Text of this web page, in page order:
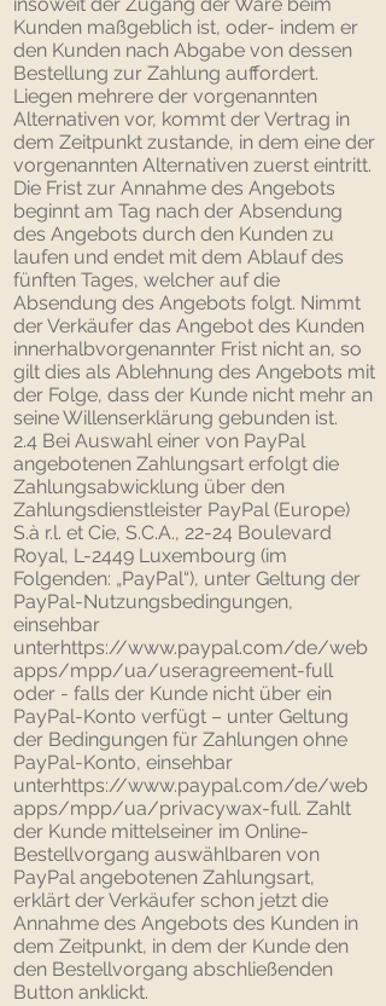
insoweit der Zugang der Ware beim
Kunden maßgeblich ist, oder- indem er
den Kunden nach Abgabe von dessen
Bestellung zur Zahlung auffordert.
Liegen mehrere der vorgenannten
Alternativen vor, kommt der Vertrag in
dem Zeitpunkt zustande, in dem eine der
vorgenannten Alternativen zuerst eintritt.
Die Frist zur Annahme des Angebots
beginnt am Tag nach der Absendung
des Angebots durch den Kunden zu
laufen und endet mit dem Ablauf des
fünften Tages, welcher auf die
Absendung des Angebots folgt. Nimmt
der Verkäufer das Angebot des Kunden
innerhalbvorgenannter Frist nicht an, so
gilt dies als Ablehnung des Angebots mit
der Folge, dass der Kunde nicht mehr an
seine Willenserklärung gebunden ist.
2.4 Bei Auswahl einer von PayPal
angebotenen Zahlungsart erfolgt die
Zahlungsabwicklung über den
Zahlungsdienstleister PayPal (Europe)
S.à r.l. et Cie, S.C.A., 22-24 Boulevard
Royal, L-2449 Luxembourg (im
Folgenden: „PayPal“), unter Geltung der
PayPal-Nutzungsbedingungen,
einsehbar
unterhttps://www.paypal.com/de/web
apps/mpp/ua/useragreement-full
oder - falls der Kunde nicht über ein
PayPal-Konto verfügt – unter Geltung
der Bedingungen für Zahlungen ohne
PayPal-Konto, einsehbar
unterhttps://www.paypal.com/de/web
apps/mpp/ua/privacywax-full. Zahlt
der Kunde mittelseiner im Online-
Bestellvorgang auswählbaren von
PayPal angebotenen Zahlungsart,
erklärt der Verkäufer schon jetzt die
Annahme des Angebots des Kunden in
dem Zeitpunkt, in dem der Kunde den
den Bestellvorgang abschließenden
Button anklickt.